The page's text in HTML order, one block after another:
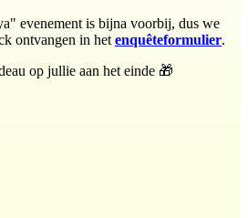
evenement is bijna voorbij, dus we
ontvangen in het enquêteformulier.
op jullie aan het einde 🎁